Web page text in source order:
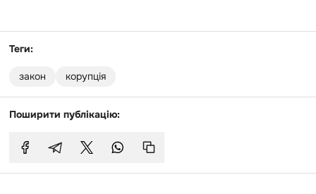
Теги:
закон корупція
Поширити публікацію: